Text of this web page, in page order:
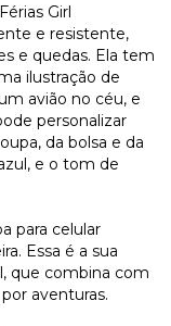
Girl
e resistente,
e quedas. Ela tem
ilustração de
avião no céu, e
personalizar
da bolsa e da
e o tom de
para celular
Essa é a sua
que combina com
aventuras.